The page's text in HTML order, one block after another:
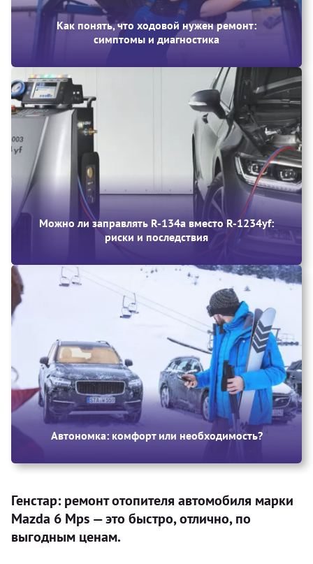
Как понять, что ходовой нужен ремонт:
симптомы и диагностика
Можно ли заправлять R-134a вместо R-1234yf:
риски и последствия
Автономка: комфорт или необходимость?
Генстар: ремонт отопителя автомобиля марки
Mazda 6 Mps — это быстро, отлично, по
выгодным ценам.